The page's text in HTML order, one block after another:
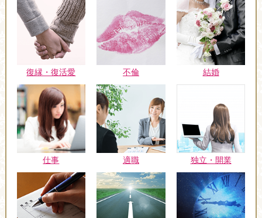
復縁・復活愛 不倫 結婚
仕事 適職 独立・開業